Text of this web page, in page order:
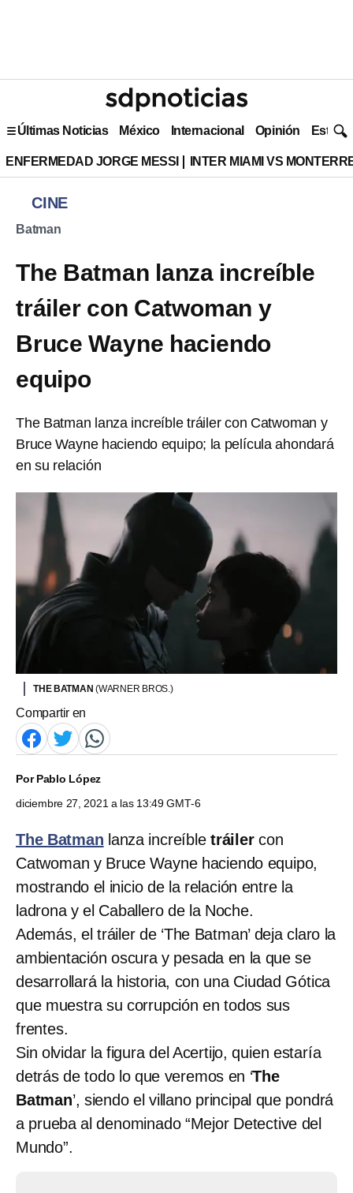
Últimas Noticias México Internacional Opinión Estilo
ENFERMEDAD JORGE MESSI INTER MIAMI VS
CINE
Batman
The Batman lanza increíble
tráiler con Catwoman y
Bruce Wayne haciendo
equipo
The Batman lanza increíble tráiler con Catwoman y
Bruce Wayne haciendo equipo; la película ahondará
en su relación
THE BATMAN (WARNER BROS.)
Compartir en
PorPablo López
diciembre 27, 2021 a las 13:49 GMT-6
The Batman lanza increíbletráilercon
Catwoman y Bruce Wayne haciendo equipo,
mostrando el inicio de la relación entre la
ladrona y el Caballero de la Noche.
Además, el tráiler de ‘The Batman’ deja claro la
ambientación oscura y pesada en la que se
desarrollará la historia, con una Ciudad Gótica
que muestra su corrupción en todos sus
frentes.
Sin olvidar la figura del Acertijo, quien estaría
detrás de todo lo que veremos en ‘The
Batman’, siendo el villano principal que pondrá
a prueba al denominado “Mejor Detective del
Mundo”.